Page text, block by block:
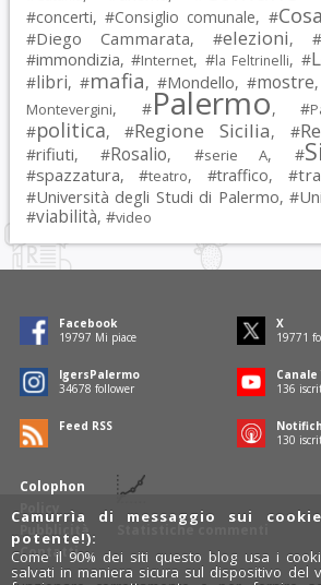
#concerti, #Consiglio comunale, #
#Diego Cammarata, #elezioni, #
#immondizia, #Internet, #la Feltrinelli, #
#libri, #mafia, #Mondello, #mostre
Montevergini, #Palermo, #
#politica, #Regione Sicilia, #
#rifiuti, #Rosalio, #serie A, #
#spazzatura, #teatro, #traffico, #
#Università degli Studi di Palermo, #
#viabilità, #video
Colophon
Policy
Pubblicità
Contatti
Statistiche commenti
Facebook
19797 Mi piace
X
19771
IgersPalermo
34678 follower
Canale
136
Feed RSS
130
Camurrìa di messaggio sui
potente!):
Come il 90% dei siti questo blog usa i
salvati in maniera sicura sul dispositivo del